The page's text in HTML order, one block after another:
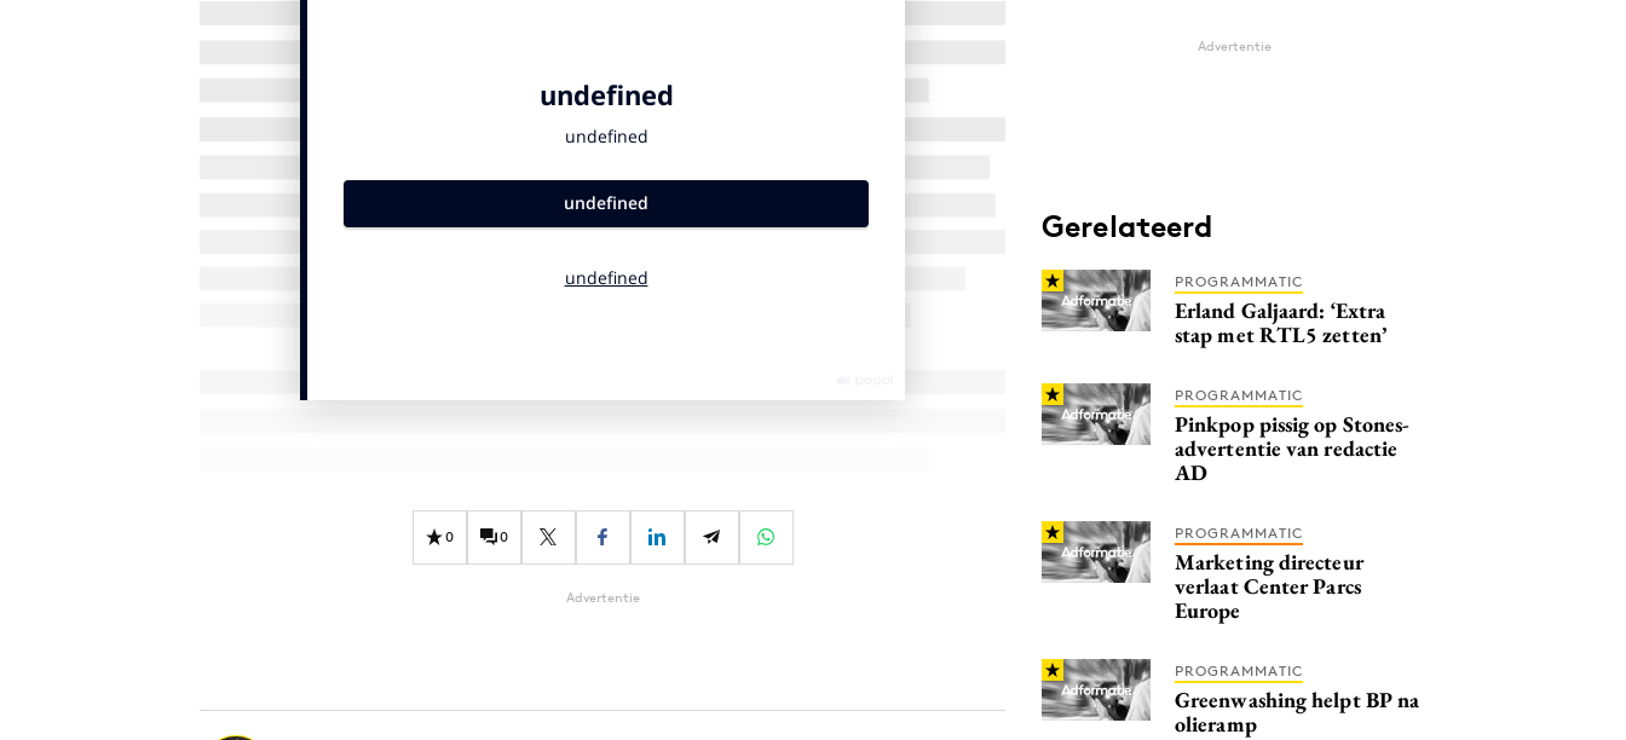
0 0
Advertentie
Advertentie
Gerelateerd
PROGRAMMATIC
Erland Galjaard: ‘Extra
stap met RTL5 zetten’
PROGRAMMATIC
Pinkpop pissig op Stones-
advertentie van redactie
AD
PROGRAMMATIC
Marketing directeur
verlaat Center Parcs
Europe
PROGRAMMATIC
Greenwashing helpt BP na
olieramp